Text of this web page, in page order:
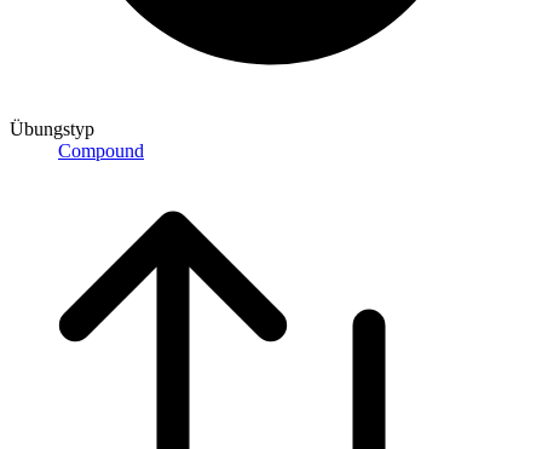
Übungstyp
Compound